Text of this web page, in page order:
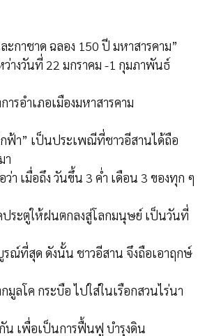
กาชาด ฉลอง 150 ปี มหาสารคาม”
างวันที่ 22 มกราคม -1 กุมภาพันธ์
รอำเภอเมืองมหาสารคาม
ฟ้า” เป็นประเพณีที่ชาวอีสานได้ถือ
า
า เมื่อถึง วันขึ้น 3 ค่ำ เดือน 3 ของทุก ๆ
ประตูให้ฝนตกลงสู่โลกมนุษย์ เป็นวันที่
รณ์ที่สุด ดังนั้น ชาวอีสาน จึงถือเอาฤกษ์
ลโค กระบือ ไปใส่ในเรือกสวนไร่นา
น เพื่อเป็นการฟื้นฟู บำรุงดิน